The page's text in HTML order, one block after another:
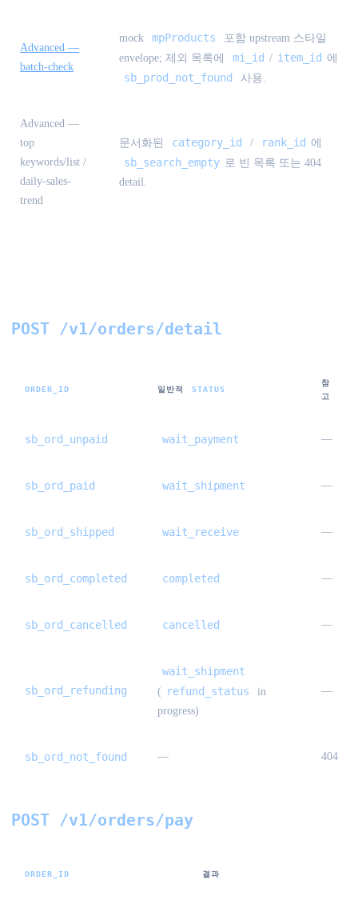
Advanced —
batch-check
mock mpProducts
포함 upstream 스타일
envelope; 제외 목록에
mi_id / item_id 에
sb_prod_not_found 사용.
Advanced —
top
keywords/list /
daily-sales-
trend
문서화된 category_id / rank_id 에
sb_search_empty 로 빈 목록 또는 404
detail.
POST /v1/orders/detail
ORDER_ID 일반적 STATUS
참
고
sb_ord_unpaid wait_payment —
sb_ord_paid wait_shipment —
sb_ord_shipped wait_receive —
sb_ord_completed completed —
sb_ord_cancelled cancelled —
sb_ord_refunding
wait_shipment
( refund_status
in
progress)
—
sb_ord_not_found — 404
POST /v1/orders/pay
ORDER_ID 결과